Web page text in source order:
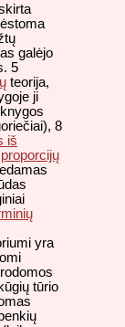
galėjo
5
teorija,
ji
8
iš
proporcijų
yra
tūrio